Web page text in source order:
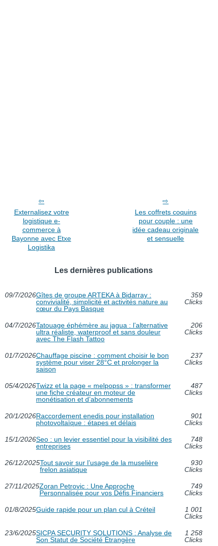
Externalisez votre
logistique e-
commerce à
Bayonne avec Etxe
Logistika
Les coffrets coquins
pour couple : une
idée cadeau originale
et sensuelle
Les dernières publications
09/7/2026Gîtes de groupe ARTEKA à Bidarray :
convivialité, simplicité et activités nature au
cœur du Pays Basque
359
Clicks
04/7/2026Tatouage éphémère au jagua : l’alternative
ultra réaliste, waterproof et sans douleur
avec The Flash Tattoo
206
Clicks
01/7/2026Chauffage piscine : comment choisir le bon
système pour viser 28°C et prolonger la
saison
237
Clicks
05/4/2026Twizz et la page « melpopss » : transformer
une fiche créateur en moteur de
monétisation et d’abonnements
487
Clicks
20/1/2026Raccordement enedis pour installation
photovoltaïque : étapes et délais
901
Clicks
15/1/2026Seo : un levier essentiel pour la visibilité des
entreprises
748
Clicks
26/12/2025Tout savoir sur l’usage de la muselière
frelon asiatique
930
Clicks
27/11/2025Zoran Petrovic : Une Approche
Personnalisée pour vos Défis Financiers
749
Clicks
01/8/2025Guide rapide pour un plan cul à Créteil
1 001
Clicks
23/6/2025SICPA SECURITY SOLUTIONS : Analyse de
Son Statut de Société Étrangère
1 258
Clicks